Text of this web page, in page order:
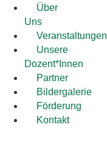
Über
Uns
Veranstaltungen
Unsere
Dozent*Innen
Partner
Bildergalerie
Förderung
Kontakt